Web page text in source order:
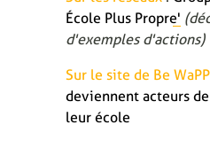
École Plus Propre'
d'exemples d'actions)
Sur le site de Be
deviennent acteurs
leur école